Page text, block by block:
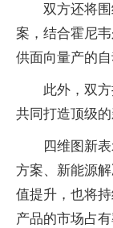
双方还将
案，结合霍尼
供面向量产的自
此外，双
共同打造顶级的
四维图新
方案、新能源
值提升，也将
产品的市场占